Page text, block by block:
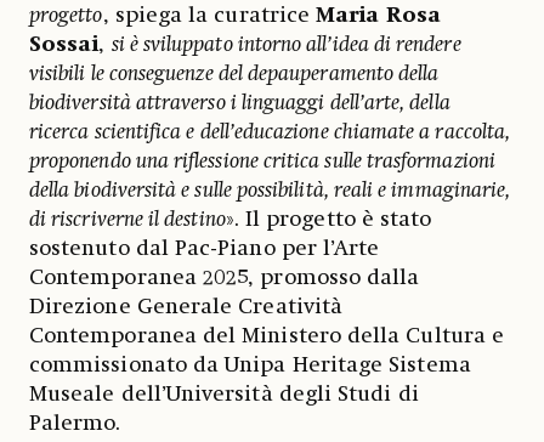
progetto, spiega la curatriceMaria Rosa
Sossai, si è sviluppato intorno all’idea di rendere
visibili le conseguenze del depauperamento della
biodiversità attraverso i linguaggi dell’arte, della
ricerca scientifica e dell’educazione chiamate a raccolta,
proponendo una riflessione critica sulle trasformazioni
della biodiversità e sulle possibilità, reali e immaginarie,
di riscriverne il destino». Il progetto è stato
sostenuto dal Pac-Piano per l’Arte
Contemporanea 2025, promosso dalla
Direzione Generale Creatività
Contemporanea del Ministero della Cultura e
commissionato da Unipa Heritage Sistema
Museale dell’Università degli Studi di
Palermo.